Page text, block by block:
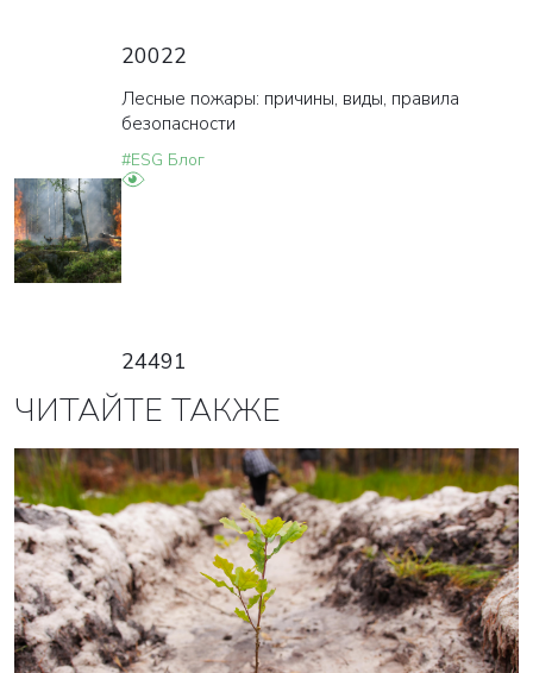
20022
Лесные пожары: причины, виды, правила
безопасности
#ESG Блог
24491
ЧИТАЙТЕ ТАКЖЕ